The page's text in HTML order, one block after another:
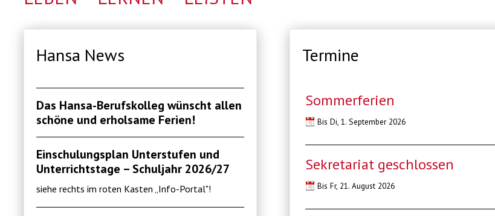
Hansa News
Das Hansa-Berufskolleg wünscht allen
schöne und erholsame Ferien!
Einschulungsplan Unterstufen und
Unterrichtstage – Schuljahr 2026/27
siehe rechts im roten Kasten „Info-Portal"!
Termine
Sommerferien
Bis Di, 1. September 2026
Sekretariat geschlossen
Bis Fr, 21. August 2026